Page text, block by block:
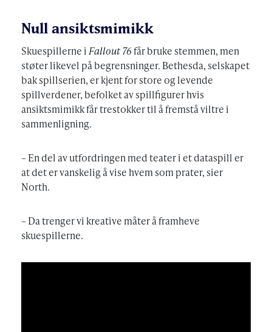
Null ansiktsmimikk
Skuespillerne i Fallout 76får bruke stemmen, men
støter likevel på begrensninger. Bethesda, selskapet
bak spillserien, er kjent for store og levende
spillverdener, befolket av spillfigurer hvis
ansiktsmimikk får trestokker til å fremstå viltre i
sammenligning.
– En del av utfordringen med teater i et dataspill er
at det er vanskelig å vise hvem som prater, sier
North.
– Da trenger vi kreative måter å framheve
skuespillerne.